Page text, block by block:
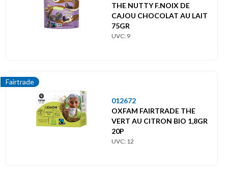
THE NUTTY F.NOIX DE
CAJOU CHOCOLAT AU LAIT
75GR
UVC: 9
Fairtrade
012672
OXFAM FAIRTRADE THE
VERT AU CITRON BIO 1,8GR
20P
UVC: 12